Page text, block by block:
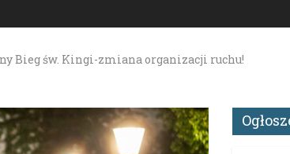
Bieg św. Kingi-zmiana organizacji ruchu!